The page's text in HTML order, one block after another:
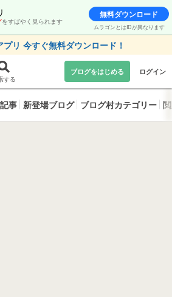
をすばやく見られます
無料ダウンロード
ムラゴンとはIDが異なります
リ 今すぐ無料ダウンロード！
する
ブログをはじめる ログイン
事 新登場ブログ ブログ村カテゴリー